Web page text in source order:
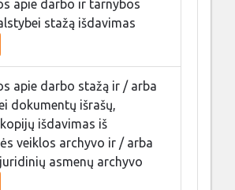
apie darbo ir tarnybos
stažą išdavimas
apie darbo stažą ir / arba
dokumentų išrašų,
išdavimas iš
veiklos archyvo ir / arba
asmenų archyvo